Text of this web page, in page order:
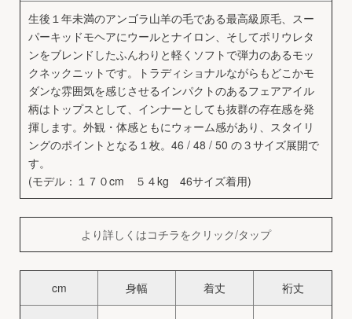
生後１年未満のアンゴラ山羊の毛である最高級原毛、スー
パーキッドモヘアにウールとナイロン、そしてポリウレタ
ンをブレンドしたふんわりと軽くソフトで弾力のあるモッ
クネックニットです。トラディショナルながらもどこかモ
ダンな雰囲気を感じさせるインパクトのあるフェアアイル
柄はトップスとして、インナーとしても抜群の存在感を発
揮します。外観・体感ともにウォーム感があり、スタイリ
ングのポイントとなる１枚。46 / 48 / 50 の３サイズ展開で
す。
(モデル：１７０cm ５４kg 46サイズ着用)
より詳しくはコチラをクリック/タップ
cm 身幅 着丈 裄丈